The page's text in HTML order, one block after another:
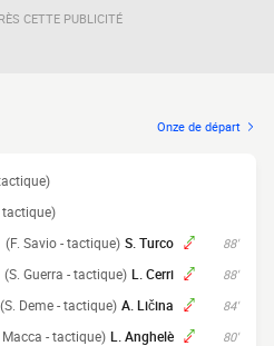
CETTE PUBLICITÉ
Onze de départ
tactique)
88'
S. Turco
(F. Savio - tactique)
88'
L. Cerri
(S. Guerra - tactique)
84'
A. Ličina
(S. Deme - tactique)
80'
L. Anghelè
Macca - tactique)